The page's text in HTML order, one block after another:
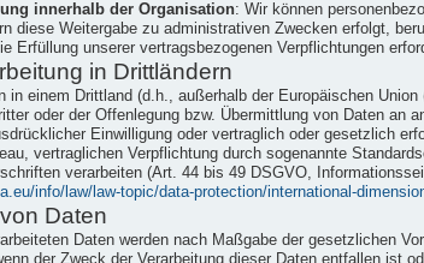
innerhalb der Organisation: Wir können
diese Weitergabe zu administrativen Zwecken erfolgt,
Erfüllung unserer vertragsbezogenen Verpflichtungen
in Drittländern
in einem Drittland (d.h., außerhalb der Europäischen
oder der Offenlegung bzw. Übermittlung von Daten an
Einwilligung oder vertraglich oder gesetzlich
vertraglichen Verpflichtung durch sogenannte
verarbeiten (Art. 44 bis 49 DSGVO,
info/law/law-topic/data-protection/international-
Daten
Daten werden nach Maßgabe der gesetzlichen
der Zweck der Verarbeitung dieser Daten entfallen ist